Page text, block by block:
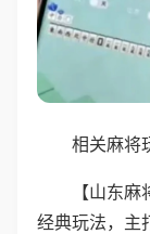
相关麻将
【山东
经典玩法，主